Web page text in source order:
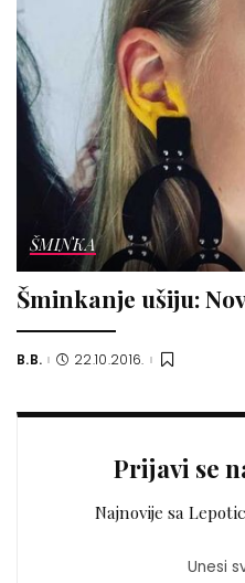
ŠMINKA
Šminkanje ušiju:
Posted
B.B. 22.10.2016.
Prijavi se
Najnovije sa